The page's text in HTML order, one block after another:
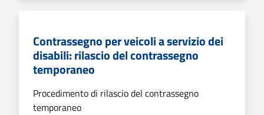
Contrassegno per veicoli a servizio dei
disabili: rilascio del contrassegno
temporaneo
Procedimento di rilascio del contrassegno
temporaneo